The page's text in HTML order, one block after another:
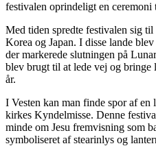
festivalen oprindeligt en
Med tiden spredte festivalen sig
Korea og Japan. I disse lande
der markerede slutningen på
blev brugt til at lede vej og bringe
år.
I Vesten kan man finde spor af
kirkes Kyndelmisse. Denne
minde om Jesu fremvisning som
symboliseret af stearinlys og